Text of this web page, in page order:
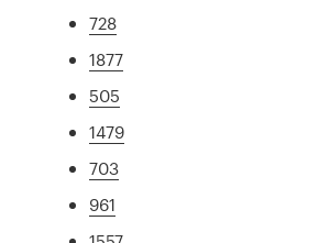
728
1877
505
1479
703
961